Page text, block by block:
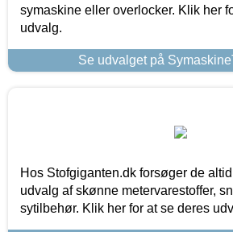
symaskine eller overlocker. Klik her
udvalg.
Se udvalget på
Hos Stofgiganten.dk forsøger de
udvalg af skønne metervarestoffer,
sytilbehør. Klik her for at se deres